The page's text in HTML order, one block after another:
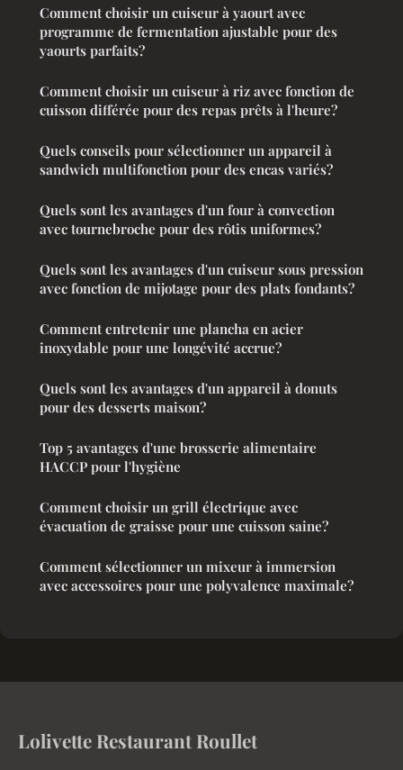
Comment choisir un cuiseur à yaourt avec
programme de fermentation ajustable pour des
yaourts parfaits?
Comment choisir un cuiseur à riz avec fonction de
cuisson différée pour des repas prêts à l'heure?
Quels conseils pour sélectionner un appareil à
sandwich multifonction pour des encas variés?
Quels sont les avantages d'un four à convection
avec tournebroche pour des rôtis uniformes?
Quels sont les avantages d'un cuiseur sous pression
avec fonction de mijotage pour des plats fondants?
Comment entretenir une plancha en acier
inoxydable pour une longévité accrue?
Quels sont les avantages d'un appareil à donuts
pour des desserts maison?
Top 5 avantages d'une brosserie alimentaire
HACCP pour l'hygiène
Comment choisir un grill électrique avec
évacuation de graisse pour une cuisson saine?
Comment sélectionner un mixeur à immersion
avec accessoires pour une polyvalence maximale?
Lolivette Restaurant Roullet